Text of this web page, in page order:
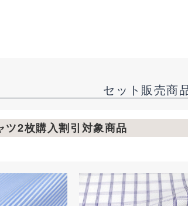
セット販売商
2枚購入割引対象商品